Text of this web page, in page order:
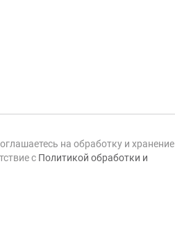
на обработку и хранение
с Политикой обработки и